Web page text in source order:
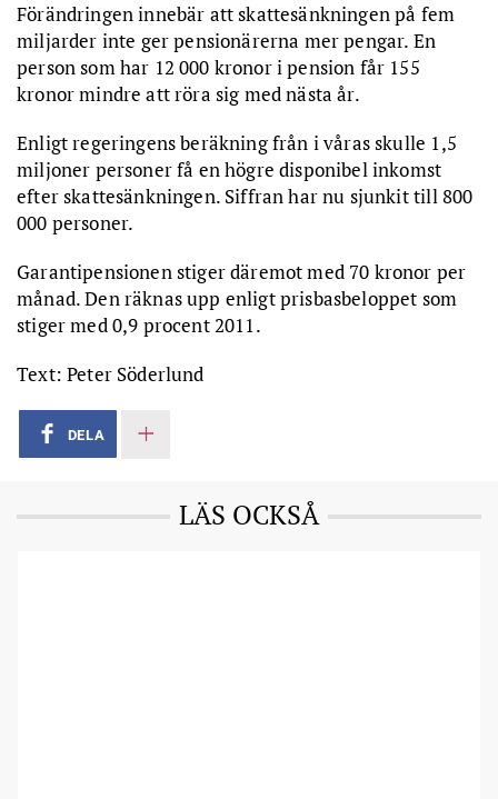
Förändringen innebär att skattesänkningen på fem
miljarder inte ger pensionärerna mer pengar. En
person som har 12 000 kronor i pension får 155
kronor mindre att röra sig med nästa år.
Enligt regeringens beräkning från i våras skulle 1,5
miljoner personer få en högre disponibel inkomst
efter skattesänkningen. Siffran har nu sjunkit till 800
000 personer.
Garantipensionen stiger däremot med 70 kronor per
månad. Den räknas upp enligt prisbasbeloppet som
stiger med 0,9 procent 2011.
Text: Peter Söderlund
DELA
LÄS OCKSÅ